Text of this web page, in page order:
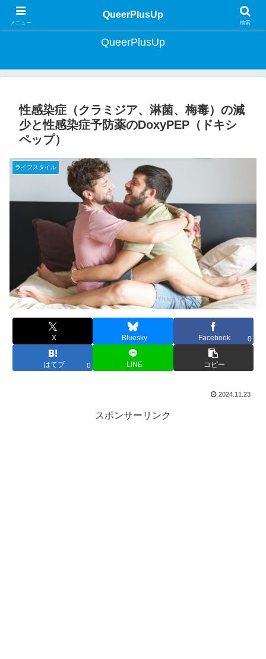
クィア・ライフスタイルマガジン | Lifestyle Magazine for Queer Japan
QueerPlusUp
性感染症（クラミジア、淋菌、梅毒）の減
少と性感染症予防薬のDoxyPEP（ドキシ
ペップ）
ライフスタイル
X Bluesky Facebook 0
はてブ 0 LINE コピー
2024.11.23
スポンサーリンク
メニュー
QueerPlusUp
検索